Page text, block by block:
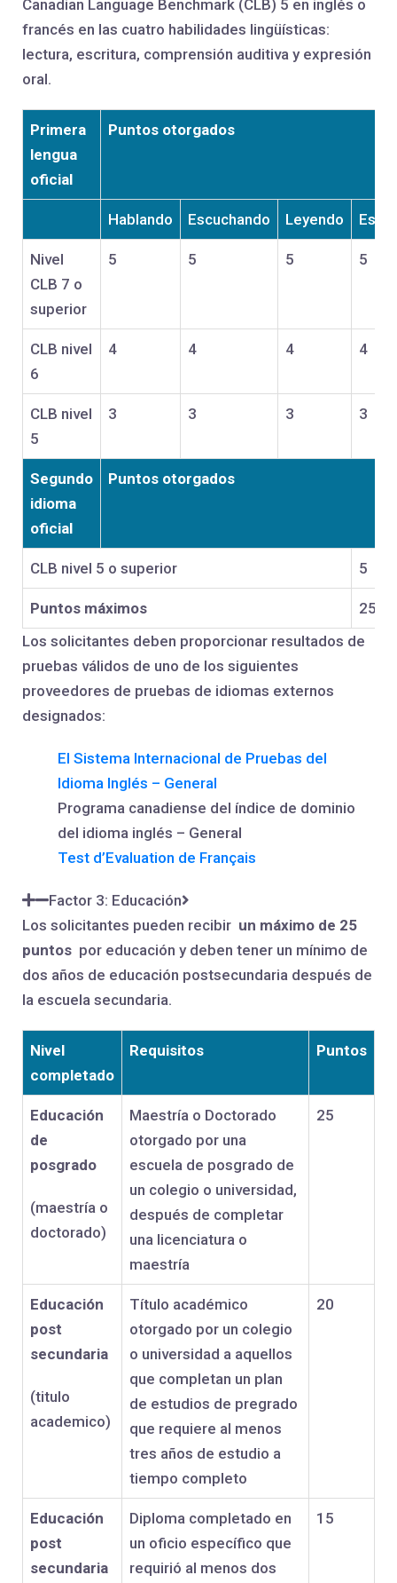
Canadian Language Benchmark (CLB) 5 en inglés o
francés en las cuatro habilidades lingüísticas:
lectura, escritura, comprensión auditiva y expresión
oral.
Primera
lengua
oficial
Puntos otorgados
Hablando Escuchando Leyendo
Nivel
CLB 7 o
superior
5 5 5 5
CLB nivel
6
4 4 4 4
CLB nivel
5
3 3 3 3
Segundo
idioma
oficial
Puntos otorgados
CLB nivel 5 o superior 5
Puntos máximos
25
Los solicitantes deben proporcionar resultados de
pruebas válidos de uno de los siguientes
proveedores de pruebas de idiomas externos
designados:
El Sistema Internacional de Pruebas del
Idioma Inglés – General
Programa canadiense del índice de dominio
del idioma inglés – General
Test d’Evaluation de Français
Factor 3: Educación
Los solicitantes pueden recibir un máximo de 25
puntos por educación y deben tener un mínimo de
dos años de educación postsecundaria después de
la escuela secundaria.
Nivel
completado
Requisitos Puntos
Educación
de
posgrado
(maestría o
doctorado)
Maestría o Doctorado
otorgado por una
escuela de posgrado de
un colegio o universidad,
después de completar
una licenciatura o
maestría
25
Educación
post
secundaria
(titulo
academico)
Título académico
otorgado por un colegio
o universidad a aquellos
que completan un plan
de estudios de pregrado
que requiere al menos
tres años de estudio a
tiempo completo
20
Educación
post
secundaria
Diploma completado en
un oficio específico que
requirió al menos dos
15